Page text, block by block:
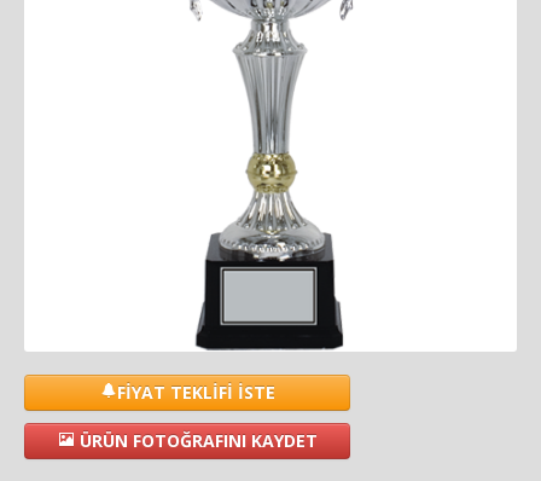
FİYAT TEKLİFİ İSTE
ÜRÜN FOTOĞRAFINI KAYDET